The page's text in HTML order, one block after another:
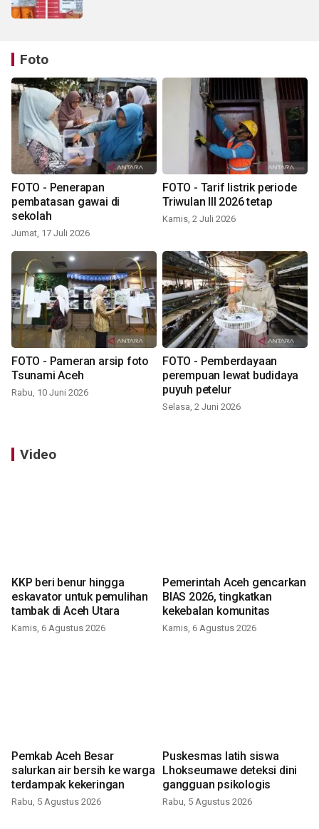
Foto
FOTO - Penerapan
pembatasan gawai di
sekolah
Jumat, 17 Juli 2026
FOTO - Tarif listrik periode
Triwulan III 2026 tetap
Kamis, 2 Juli 2026
FOTO - Pameran arsip foto
Tsunami Aceh
Rabu, 10 Juni 2026
FOTO - Pemberdayaan
perempuan lewat budidaya
puyuh petelur
Selasa, 2 Juni 2026
Video
KKP beri benur hingga
eskavator untuk pemulihan
tambak di Aceh Utara
Kamis, 6 Agustus 2026
Pemerintah Aceh gencarkan
BIAS 2026, tingkatkan
kekebalan komunitas
Kamis, 6 Agustus 2026
Pemkab Aceh Besar
salurkan air bersih ke warga
terdampak kekeringan
Rabu, 5 Agustus 2026
Puskesmas latih siswa
Lhokseumawe deteksi dini
gangguan psikologis
Rabu, 5 Agustus 2026